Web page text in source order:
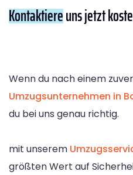
Kontaktiereuns jetzt
Wenn du nach einem
Umzugsunternehmen in
du bei uns genau richtig.
mit unserem
größten Wert auf